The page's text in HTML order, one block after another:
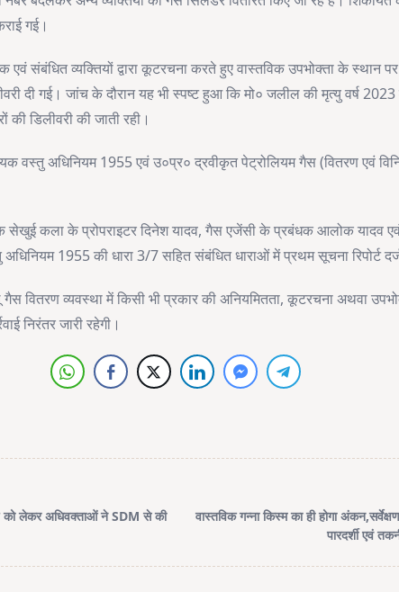
गई।
संबंधित व्यक्तियों द्वारा कूटरचना करते हुए वास्तविक उपभोक्ता के स्थान
दी गई। जांच के दौरान यह भी स्पष्ट हुआ कि मो० जलील की मृत्यु वर्ष
डिलीवरी की जाती रही।
वस्तु अधिनियम 1955 एवं उ०प्र० द्रवीकृत पेट्रोलियम गैस (वितरण एवं
सेखुई कला के प्रोपराइटर दिनेश यादव, गैस एजेंसी के प्रबंधक आलोक यादव
1955 की धारा 3/7 सहित संबंधित धाराओं में प्रथम सूचना रिपोर्ट
वितरण व्यवस्था में किसी भी प्रकार की अनियमितता, कूटरचना अथवा
निरंतर जारी रहेगी।
को लेकर अधिवक्ताओं ने SDM से की
वास्तविक गन्ना किस्म का ही होगा
पारदर्शी एवं